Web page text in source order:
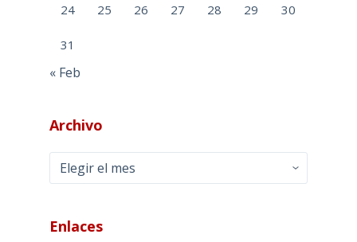
24 25 26 27 28 29 30
31
« Feb
Archivo
Archivo
Enlaces